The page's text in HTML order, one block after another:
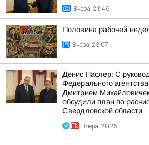
Вчера, 23:46
Половина рабочей
Вчера, 23:07
Денис Паслер: С
Федерального
Дмитрием
обсудили план по
Свердловской области
Вчера, 20:25